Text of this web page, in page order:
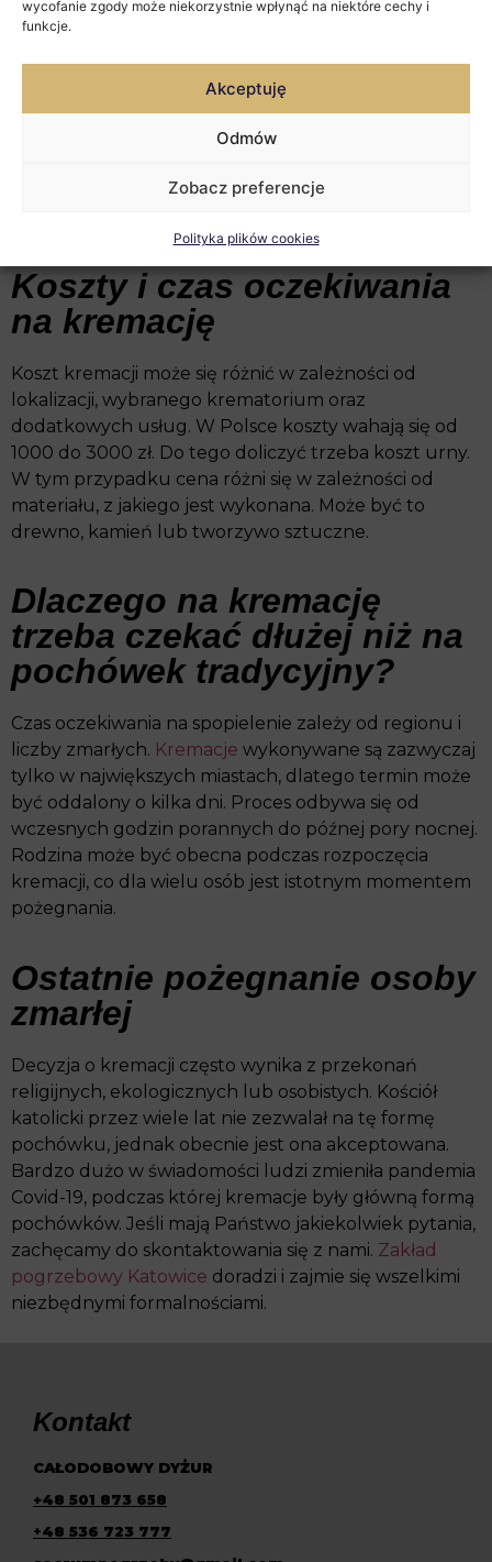
wycofanie zgody może niekorzystnie wpłynąć na niektóre cechy i
funkcje.
Akceptuję
Odmów
Zobacz preferencje
Polityka plików cookies
Następnie zajmuje się przewiezieniem urny na
jest równie uroczysta, co pochówek tradycyjny. Urna
Koszty i czas oczekiwania
na kremację
Koszt kremacji może się różnić w zależności od
lokalizacji, wybranego krematorium oraz
dodatkowych usług. W Polsce koszty wahają się od
1000 do 3000 zł. Do tego doliczyć trzeba koszt urny.
W tym przypadku cena różni się w zależności od
materiału, z jakiego jest wykonana. Może być to
drewno, kamień lub tworzywo sztuczne.
Dlaczego na kremację
trzeba czekać dłużej niż na
pochówek tradycyjny?
Czas oczekiwania na spopielenie zależy od regionu i
liczby zmarłych. Kremacje wykonywane są zazwyczaj
tylko w największych miastach, dlatego termin może
być oddalony o kilka dni. Proces odbywa się od
wczesnych godzin porannych do późnej pory nocnej.
Rodzina może być obecna podczas rozpoczęcia
kremacji, co dla wielu osób jest istotnym momentem
pożegnania.
Ostatnie pożegnanie osoby
zmarłej
Decyzja o kremacji często wynika z przekonań
religijnych, ekologicznych lub osobistych. Kościół
katolicki przez wiele lat nie zezwalał na tę formę
pochówku, jednak obecnie jest ona akceptowana.
Bardzo dużo w świadomości ludzi zmieniła pandemia
Covid-19, podczas której kremacje były główną formą
pochówków. Jeśli mają Państwo jakiekolwiek pytania,
zachęcamy do skontaktowania się z nami. Zakład
pogrzebowy Katowice doradzi i zajmie się wszelkimi
niezbędnymi formalnościami.
Kontakt
CAŁODOBOWY DYŻUR
+48 501 873 658
+48 536 723 777